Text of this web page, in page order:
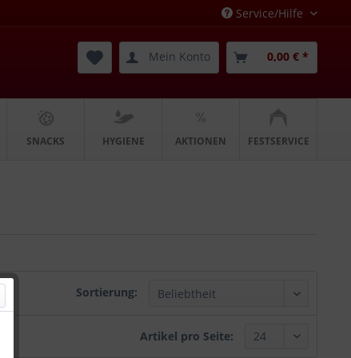
Service/Hilfe
Mein Konto 0,00 € *
SNACKS HYGIENE AKTIONEN FESTSERVICE
Sortierung:
Artikel pro Seite: